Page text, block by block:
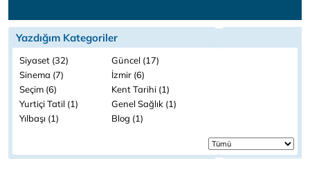
Yazdığım Kategoriler
Siyaset (32)
Güncel (17)
Sinema (7)
İzmir (6)
Seçim (6)
Kent Tarihi (1)
Yurtiçi Tatil (1)
Genel Sağlık (1)
Yılbaşı (1)
Blog (1)